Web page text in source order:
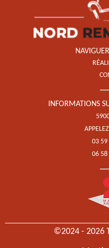
INFORMATIONS
03 59
06 58
©2024 - 2026